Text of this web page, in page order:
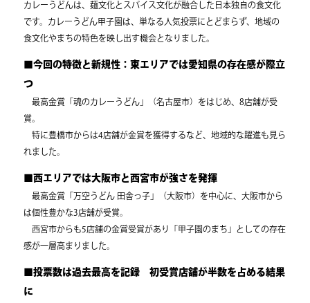
カレーうどんは、麺文化とスパイス文化が融合した日本独自の食文化
です。カレーうどん甲子園は、単なる人気投票にとどまらず、地域の
食文化やまちの特色を映し出す機会となりました。
■今回の特徴と新規性：東エリアでは愛知県の存在感が際立
つ
最高金賞「魂のカレーうどん」（名古屋市）をはじめ、8店舗が受
賞。
特に豊橋市からは4店舗が金賞を獲得するなど、地域的な躍進も見ら
れました。
■西エリアでは大阪市と西宮市が強さを発揮
最高金賞「万空うどん 田舎っ子」（大阪市）を中心に、大阪市から
は個性豊かな3店舗が受賞。
西宮市からも5店舗の金賞受賞があり「甲子園のまち」としての存在
感が一層高まりました。
■投票数は過去最高を記録 初受賞店舗が半数を占める結果
に